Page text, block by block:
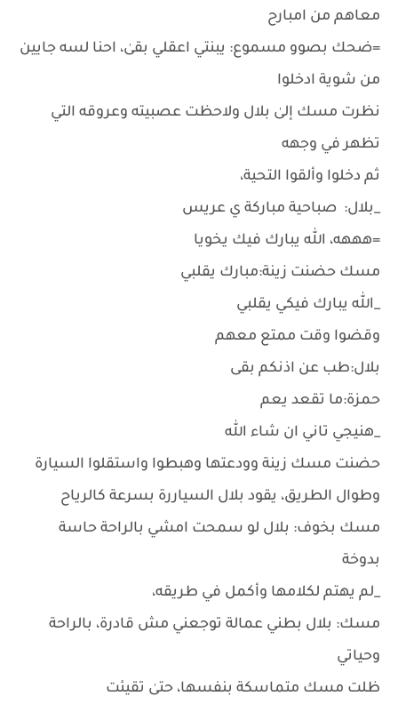
معاهم من امبارح
=ضحك بصوو مسموع: يبنتي اعقلي بقىٰ، احنا لسه جايين
من شوية ادخلوا
نظرت مسك إلىٰ بلال ولاحظت عصبيته وعروقه التي
تظهر في وجهه
ثم دخلوا وألقوا التحية،
_بلال: صباحية مباركة ي عريس
=هههه، الله يبارك فيك يخويا
مسك حضنت زينة:مبارك يقلبي
_الله يبارك فيكي يقلبي
وقضوا وقت ممتع معهم
بلال:طب عن اذنكم بقى
حمزة:ما تقعد يعم
_هنيجي تاني ان شاء الله
حضنت مسك زينة وودعتها وهبطوا واستقلوا السيارة
وطوال الطريق، يقود بلال السياررة بسرعة كالرياح
مسك بخوف: بلال لو سمحت امشي بالراحة حاسة
بدوخة
_لم يهتم لكلامها وأكمل في طريقه،
مسك: بلال بطني عمالة توجعني مش قادرة، بالراحة
وحياتي
ظلت مسك متماسكة بنفسها، حتىٰ تقيئت